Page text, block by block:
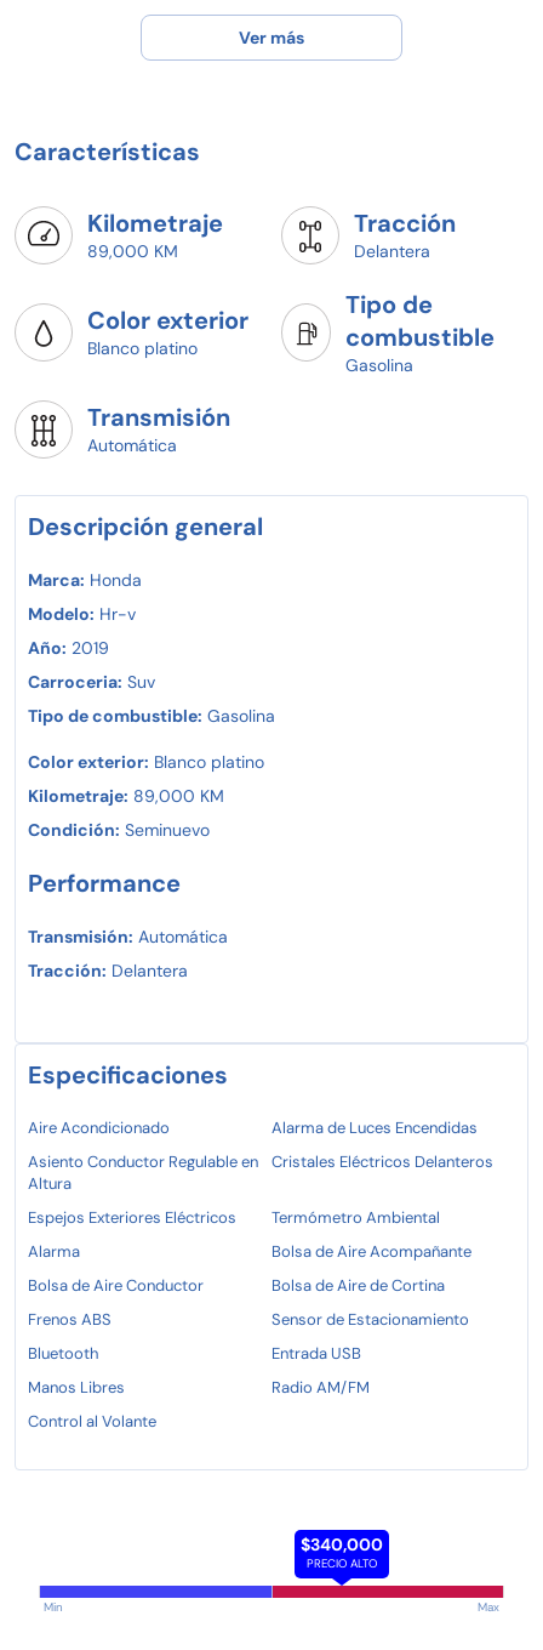
¡Llamanos para agendar tu prueba de manejo!
Ver más
Características
Kilometraje
89,000 KM
Tracción
Delantera
Color exterior
Blanco platino
Tipo de
combustible
Gasolina
Transmisión
Automática
Descripción general
Marca: Honda
Modelo: Hr-v
Año: 2019
Carroceria: Suv
Tipo de combustible: Gasolina
Color exterior: Blanco platino
Kilometraje: 89,000 KM
Condición: Seminuevo
Performance
Transmisión: Automática
Tracción: Delantera
Especificaciones
Aire Acondicionado
Alarma de Luces Encendidas
Asiento Conductor Regulable en
Altura
Cristales Eléctricos Delanteros
Espejos Exteriores Eléctricos
Termómetro Ambiental
Alarma
Bolsa de Aire Acompañante
Bolsa de Aire Conductor
Bolsa de Aire de Cortina
Frenos ABS
Sensor de Estacionamiento
Bluetooth
Entrada USB
Manos Libres
Radio AM/FM
Control al Volante
$340,000
PRECIO ALTO
Min Max